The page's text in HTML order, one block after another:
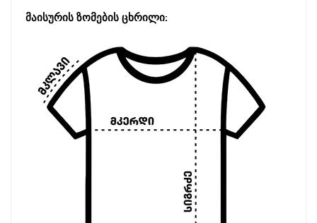
მაისურის ზომების ცხრილი: